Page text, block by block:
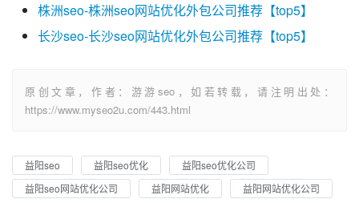
株洲seo-株洲seo网站优化外包公司推荐【top5】
长沙seo-长沙seo网站优化外包公司推荐【top5】
原创文章，作者：游游seo，如若转载，请注明出处：
https://www.myseo2u.com/443.html
益阳seo 益阳seo优化
益阳seo优化公司
益阳seo网站优化公司
益阳网站优化 益阳网站优化公司